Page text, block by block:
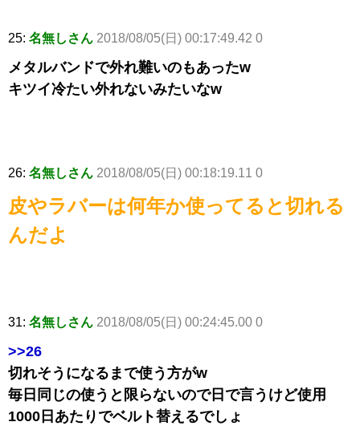
25: 名無しさん 2018/08/05(日) 00:17:49.42 0
メタルバンドで外れ難いのもあったw
キツイ冷たい外れないみたいなw
26: 名無しさん 2018/08/05(日) 00:18:19.11 0
皮やラバーは何年か使ってると切れる
んだよ
31: 名無しさん 2018/08/05(日) 00:24:45.00 0
>>26
切れそうになるまで使う方がw
毎日同じの使うと限らないので日で言うけど使用
1000日あたりでベルト替えるでしょ